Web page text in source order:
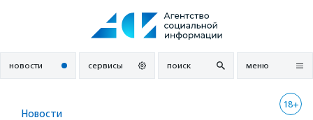
новости сервисы поиск меню
18+
Новости